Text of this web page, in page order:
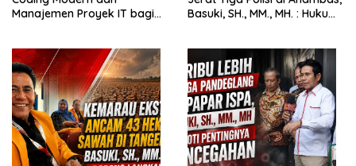
Manajemen Proyek IT bagi
Basuki, SH., MM., MH. : Hukum